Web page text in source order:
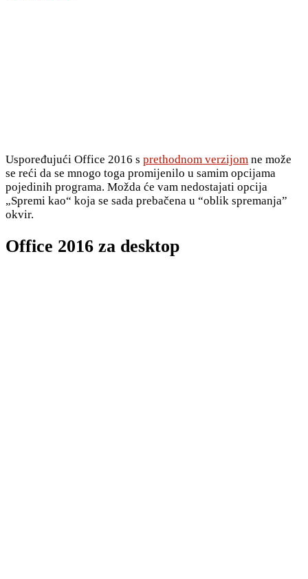
Uspoređujući Office 2016 s prethodnom verzijom ne može
se reći da se mnogo toga promijenilo u samim opcijama
pojedinih programa. Možda će vam nedostajati opcija
„Spremi kao“ koja se sada prebačena u “oblik spremanja”
okvir.
Office 2016 za desktop